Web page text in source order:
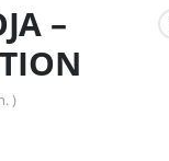
–
)